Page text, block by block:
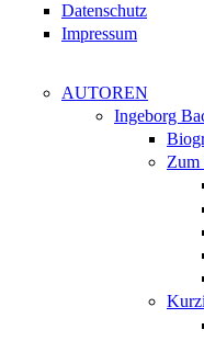
Datenschutz
Impressum
AUTOREN
Ingeborg
Zum